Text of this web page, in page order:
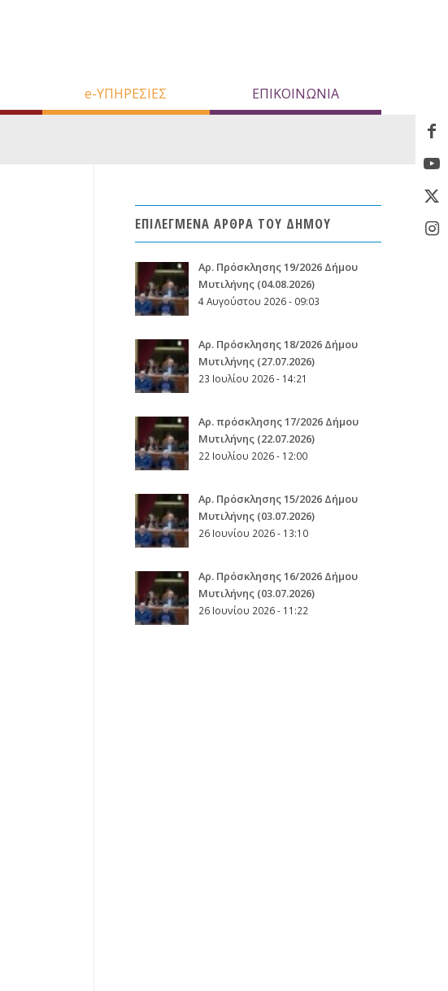
e-ΥΠΗΡΕΣΙΕΣ ΕΠΙΚΟΙΝΩΝΙΑ
ΕΠΙΛΕΓΜΕΝΑ ΑΡΘΡΑ ΤΟΥ ΔΗΜΟΥ
Aρ. Πρόσκλησης 19/2026 Δήμου
Μυτιλήνης (04.08.2026)
4 Αυγούστου 2026 - 09:03
Aρ. Πρόσκλησης 18/2026 Δήμου
Μυτιλήνης (27.07.2026)
23 Ιουλίου 2026 - 14:21
Αρ. πρόσκλησης 17/2026 Δήμου
Μυτιλήνης (22.07.2026)
22 Ιουλίου 2026 - 12:00
Aρ. Πρόσκλησης 15/2026 Δήμου
Μυτιλήνης (03.07.2026)
26 Ιουνίου 2026 - 13:10
Aρ. Πρόσκλησης 16/2026 Δήμου
Μυτιλήνης (03.07.2026)
26 Ιουνίου 2026 - 11:22